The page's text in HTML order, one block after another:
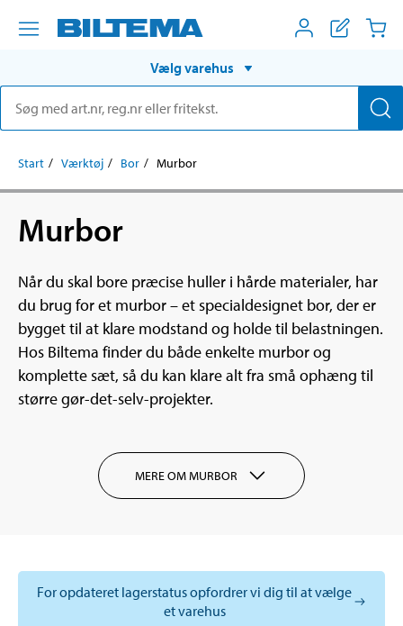
Vælg varehus
Start Værktøj Bor Murbor
Murbor
Når du skal bore præcise huller i hårde materialer, har
du brug for et murbor – et specialdesignet bor, der er
bygget til at klare modstand og holde til belastningen.
Hos Biltema finder du både enkelte murbor og
komplette sæt, så du kan klare alt fra små ophæng til
større gør-det-selv-projekter.
MERE OM MURBOR
For opdateret lagerstatus opfordrer vi dig til at vælge
et varehus